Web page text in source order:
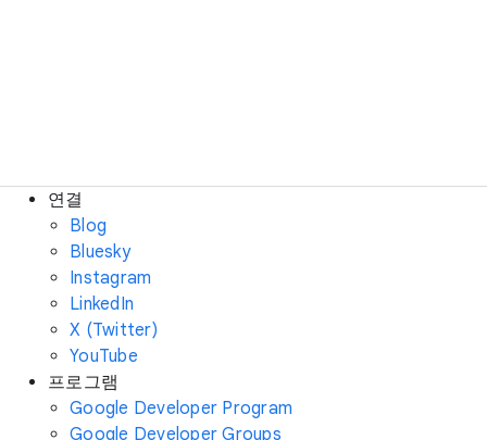
연결
Blog
Bluesky
Instagram
LinkedIn
X (Twitter)
YouTube
프로그램
Google Developer Program
Google Developer Groups